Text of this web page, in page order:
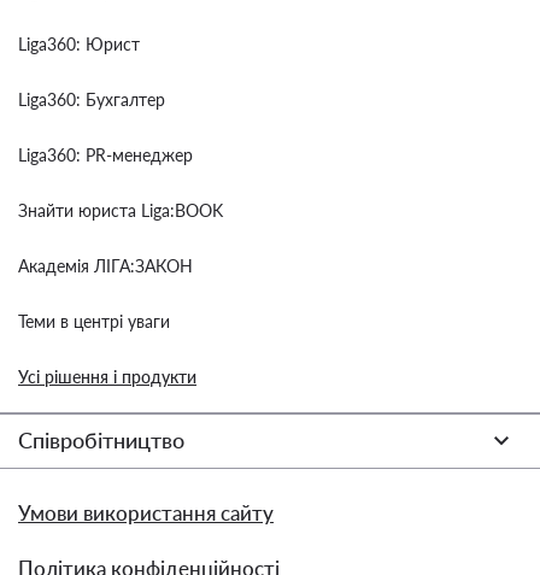
Liga360: Юрист
Liga360: Бухгалтер
Liga360: PR-менеджер
Знайти юриста Liga:BOOK
Академія ЛІГА:ЗАКОН
Теми в центрі уваги
Усі рішення і продукти
Співробітництво
Умови використання сайту
Політика конфіденційності